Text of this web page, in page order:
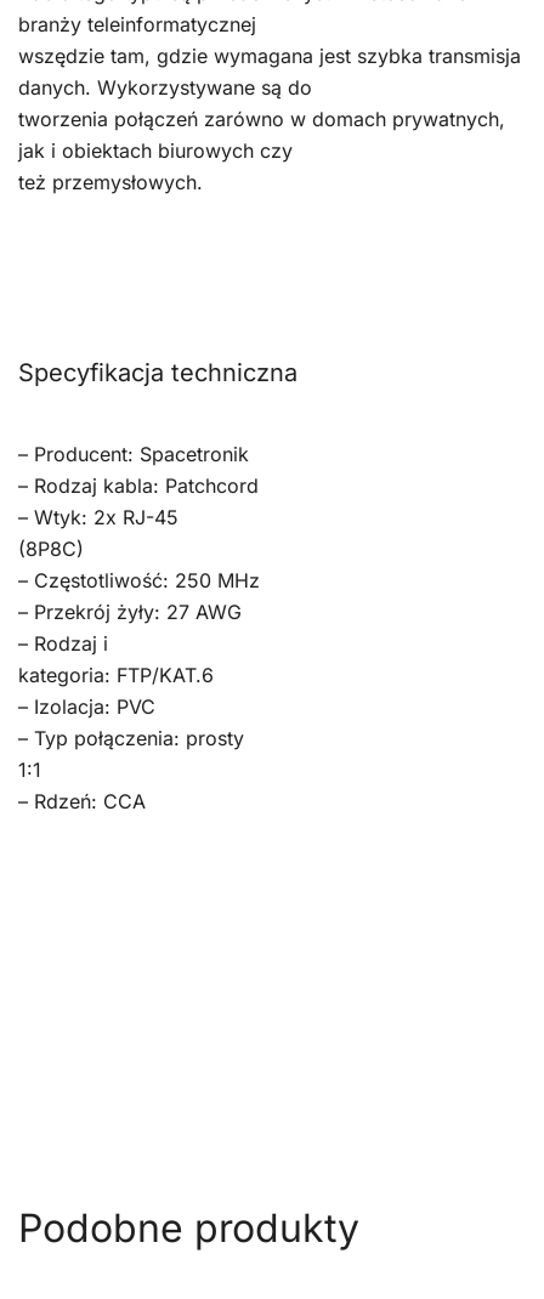
branży teleinformatycznej
wszędzie tam, gdzie wymagana jest szybka transmisja
danych. Wykorzystywane są do
tworzenia połączeń zarówno w domach prywatnych,
jak i obiektach biurowych czy
też przemysłowych.
Specyfikacja techniczna
– Producent: Spacetronik
– Rodzaj kabla: Patchcord
– Wtyk: 2x RJ-45
(8P8C)
– Częstotliwość: 250 MHz
– Przekrój żyły: 27 AWG
– Rodzaj i
kategoria: FTP/KAT.6
– Izolacja: PVC
– Typ połączenia: prosty
1:1
– Rdzeń: CCA
Podobne produkty